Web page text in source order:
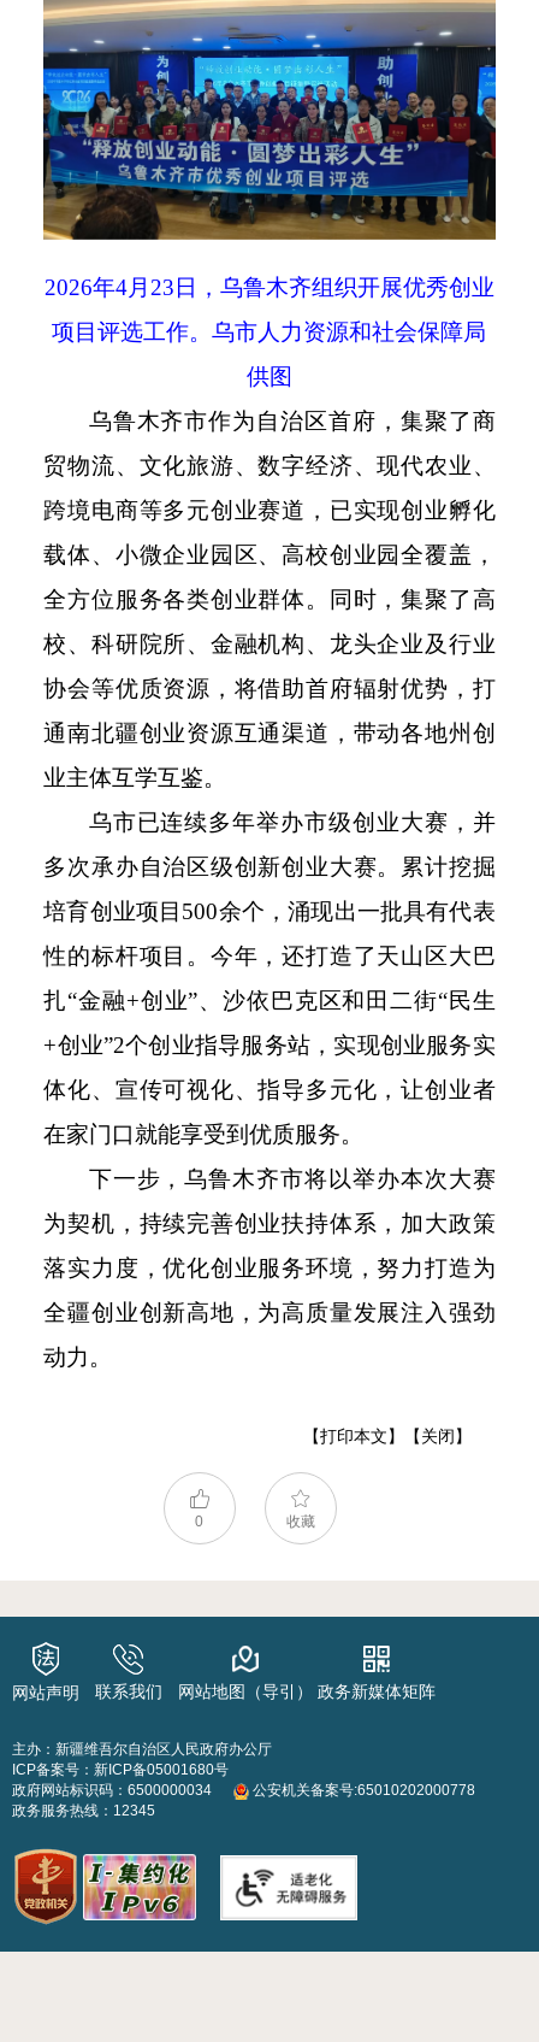
2026年4月 23 日，乌鲁木齐组织开展优秀创业
项目评选工作。乌市人力资源和社会保障局
供图
乌鲁木齐市作为自治区首府，集聚了商
贸物流、文化旅游、数字经济、现代农业、
跨境电商等多元创业赛道，已实现创业孵化
载体、小微企业园区、高校创业园全覆盖，
全方位服务各类创业群体。同时，集聚了高
校、科研院所、金融机构、龙头企业及行业
协会等优质资源，将借助首府辐射优势，打
通南北疆创业资源互通渠道，带动各地州创
业主体互学互鉴。
乌市已连续多年举办市级创业大赛，并
多次承办自治区级创新创业大赛。累计挖掘
培育创业项目 500余个，涌现出一批具有代表
性的标杆项目。今年，还打造了天山区大巴
扎“金融+创业”、沙依巴克区和田二街“民生
+创业”2个创业指导服务站，实现创业服务实
体化、宣传可视化、指导多元化，让创业者
在家门口就能享受到优质服务。
下一步，乌鲁木齐市将以举办本次大赛
为契机，持续完善创业扶持体系，加大政策
落实力度，优化创业服务环境，努力打造为
全疆创业创新高地，为高质量发展注入强劲
动力。
【打印本文】 【关闭】
0 收藏
网站声明 联系我们 网站地图（导引） 政务新媒体矩阵
主办：新疆维吾尔自治区人民政府办公厅
ICP备案号： 新ICP备05001680号
政府网站标识码：6500000034
公安机关备案号:65010202000778
政务服务热线：12345